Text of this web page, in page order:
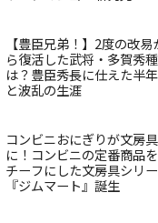
【豊臣兄弟！】2度の改易
ら復活した武将・多賀秀
は？豊臣秀長に仕えた半
と波乱の生涯
コンビニおにぎりが文房具
に！コンビニの定番商品
チーフにした文房具シリ
『ジムマート』誕生